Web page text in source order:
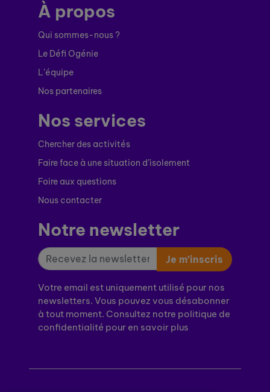
À propos
Qui sommes-nous ?
Le Défi Ogénie
L’équipe
Nos partenaires
Nos services
Chercher des activités
Faire face à une situation d’isolement
Foire aux questions
Nous contacter
Notre newsletter
Je m’inscris
Votre email est uniquement utilisé pour nos
newsletters. Vous pouvez vous désabonner
à tout moment. Consultez notre politique de
confidentialité pour en savoir plus